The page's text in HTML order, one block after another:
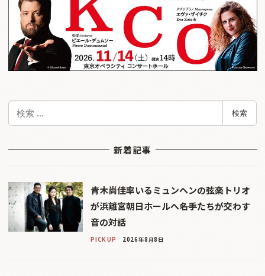
検
検索
新着記事
青木尚佳率いるミュンヘンの弦楽トリオ
が浜離宮朝日ホールへ――名手たちが交わす
音の対話
PICK UP 2026年8月8日